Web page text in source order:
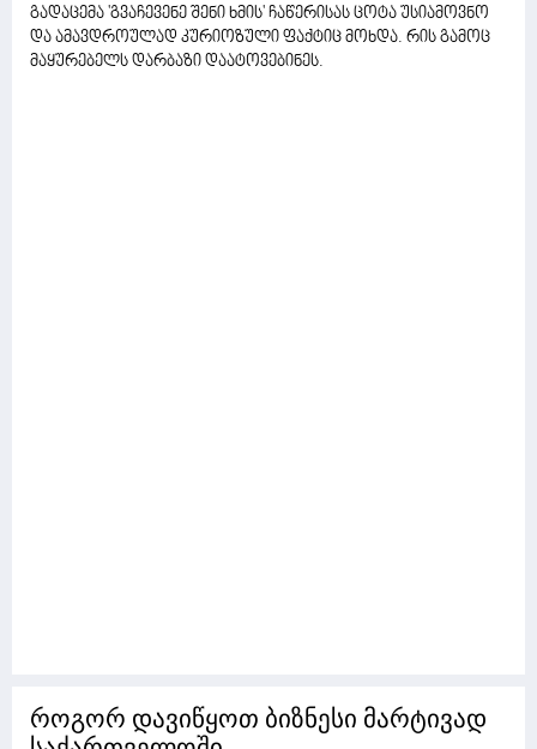
გადაცემა 'გვაჩევენე შენი ხმის' ჩაწერისას ცოტა უსიამოვნო
და ამავდროულად კურიოზული ფაქტიც მოხდა. რის გამოც
მაყურებელს დარბაზი დაატოვებინეს.
როგორ დავიწყოთ ბიზნესი მარტივად